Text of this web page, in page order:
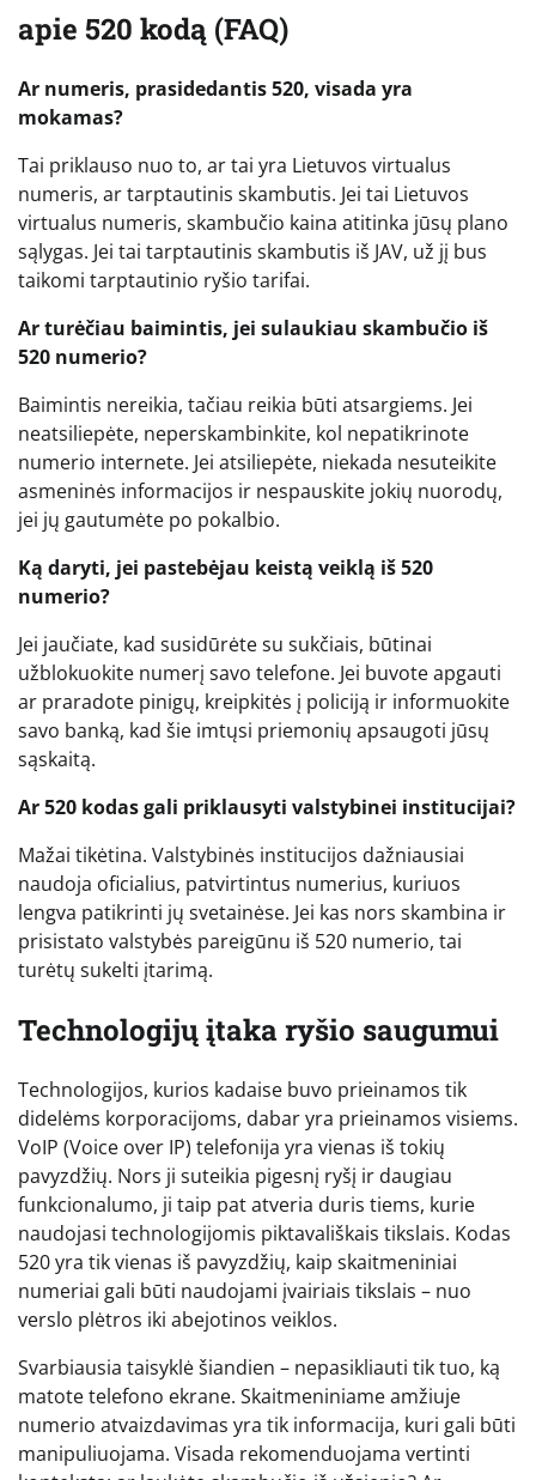
apie 520 kodą (FAQ)
Ar numeris, prasidedantis 520, visada yra
mokamas?
Tai priklauso nuo to, ar tai yra Lietuvos virtualus
numeris, ar tarptautinis skambutis. Jei tai Lietuvos
virtualus numeris, skambučio kaina atitinka jūsų plano
sąlygas. Jei tai tarptautinis skambutis iš JAV, už jį bus
taikomi tarptautinio ryšio tarifai.
Ar turėčiau baimintis, jei sulaukiau skambučio iš
520 numerio?
Baimintis nereikia, tačiau reikia būti atsargiems. Jei
neatsiliepėte, neperskambinkite, kol nepatikrinote
numerio internete. Jei atsiliepėte, niekada nesuteikite
asmeninės informacijos ir nespauskite jokių nuorodų,
jei jų gautumėte po pokalbio.
Ką daryti, jei pastebėjau keistą veiklą iš 520
numerio?
Jei jaučiate, kad susidūrėte su sukčiais, būtinai
užblokuokite numerį savo telefone. Jei buvote apgauti
ar praradote pinigų, kreipkitės į policiją ir informuokite
savo banką, kad šie imtųsi priemonių apsaugoti jūsų
sąskaitą.
Ar 520 kodas gali priklausyti valstybinei institucijai?
Mažai tikėtina. Valstybinės institucijos dažniausiai
naudoja oficialius, patvirtintus numerius, kuriuos
lengva patikrinti jų svetainėse. Jei kas nors skambina ir
prisistato valstybės pareigūnu iš 520 numerio, tai
turėtų sukelti įtarimą.
Technologijų įtaka ryšio saugumui
Technologijos, kurios kadaise buvo prieinamos tik
didelėms korporacijoms, dabar yra prieinamos visiems.
VoIP (Voice over IP) telefonija yra vienas iš tokių
pavyzdžių. Nors ji suteikia pigesnį ryšį ir daugiau
funkcionalumo, ji taip pat atveria duris tiems, kurie
naudojasi technologijomis piktavališkais tikslais. Kodas
520 yra tik vienas iš pavyzdžių, kaip skaitmeniniai
numeriai gali būti naudojami įvairiais tikslais – nuo
verslo plėtros iki abejotinos veiklos.
Svarbiausia taisyklė šiandien – nepasikliauti tik tuo, ką
matote telefono ekrane. Skaitmeniniame amžiuje
numerio atvaizdavimas yra tik informacija, kuri gali būti
manipuliuojama. Visada rekomenduojama vertinti